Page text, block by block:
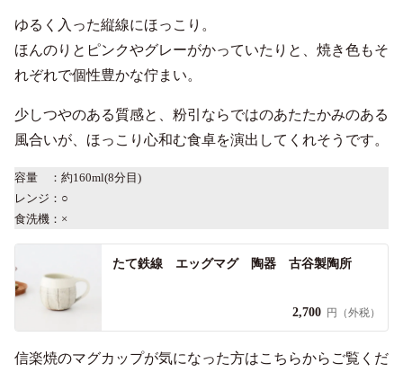
ゆるく入った縦線にほっこり。
ほんのりとピンクやグレーがかっていたりと、焼き色もそ
れぞれで個性豊かな佇まい。
少しつやのある質感と、粉引ならではのあたたかみのある
風合いが、ほっこり心和む食卓を演出してくれそうです。
容量 ：約160ml(8分目)
レンジ：○
食洗機：×
たて鉄線 エッグマグ 陶器 古谷製陶所
2,700 円（外税）
信楽焼のマグカップが気になった方はこちらからご覧くだ